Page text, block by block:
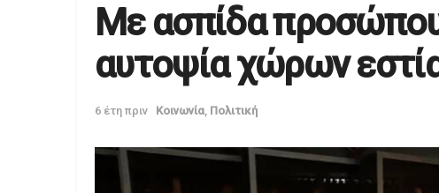
Με ασπίδα
αυτοψία χώρων
6 έτη πριν Κοινωνία Πολιτική